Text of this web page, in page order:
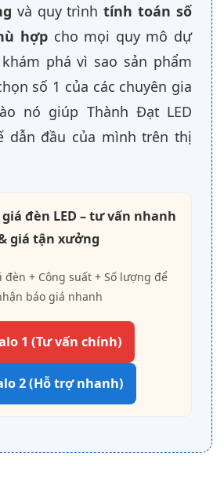
và quy trìnhtính toán số
hợpcho mọi quy mô dự
phá vì sao sản phẩm
số 1 của các chuyên gia
nó giúp Thành Đạt LED
dẫn đầu của mình trên thị
đèn LED – tư vấn nhanh
giá tận xưởng
đèn + Công suất + Số lượng để
báo giá nhanh
1 (Tư vấn chính)
2 (Hỗ trợ nhanh)